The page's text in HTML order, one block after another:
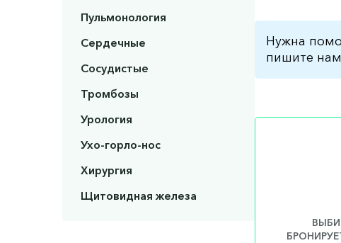
Пульмонология
Сердечные
Сосудистые
Тромбозы
Урология
Ухо-горло-нос
Хирургия
Щитовидная железа
Нужна
пишите